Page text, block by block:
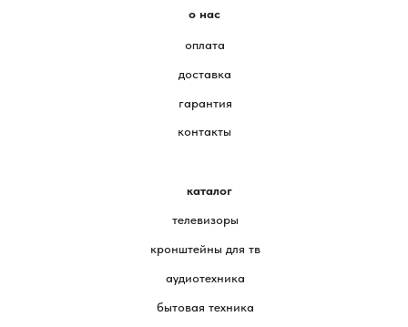
о нас
оплата
доставка
гарантия
каталог
телевизоры
кронштейны для тв
аудиотехника
бытовая техника
контакты